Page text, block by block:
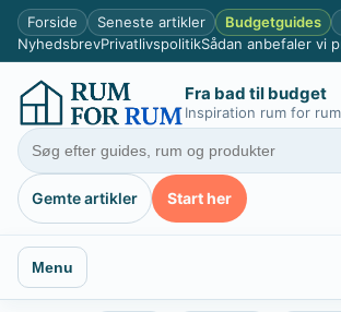
Spring
indhold
Forside Seneste artikler Budgetguides
NyhedsbrevPrivatlivspolitikSådan anbefaler vi
Fra bad til budget
Inspiration rum for rum
Gemte artikler Start her
Menu